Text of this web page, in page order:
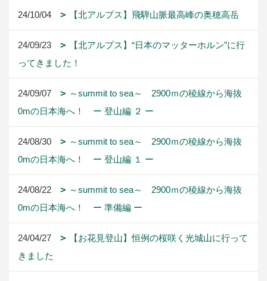
24/10/04 【北アルプス】飛騨山脈最高峰の奥穂高岳
24/09/23
【北アルプス】“日本のマッターホルン”に行
ってきました！
24/09/07
～summit to sea～ 2900ｍの稜線から海抜
0mの日本海へ！ ー 登山編 ２ ー
24/08/30
～summit to sea～ 2900ｍの稜線から海抜
0mの日本海へ！ ー 登山編 １ ー
24/08/22
～summit to sea～ 2900ｍの稜線から海抜
0mの日本海へ！ ー 準備編 ー
24/04/27
【お花見登山】恒例の桜咲く光城山に行って
きました